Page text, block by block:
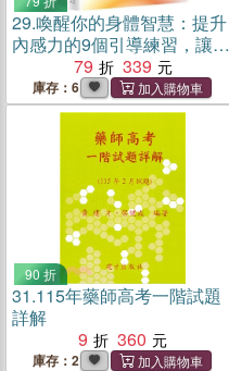
29.喚醒你的身體智慧：提升
內感力的9個引導練習，讓能
量流動、創傷療癒、大腦發
揮最大潛能
79 339
庫存：6
90 折
31.115年藥師高考一階試題
詳解
9
360
庫存：2